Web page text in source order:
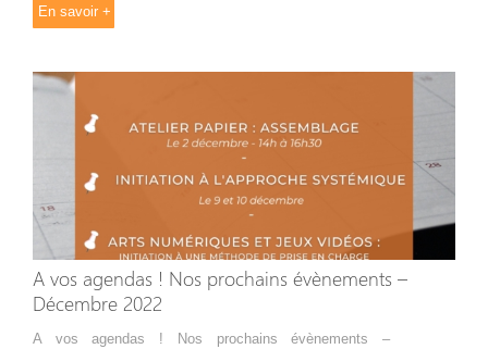
En savoir +
A vos agendas ! Nos prochains évènements –
Décembre 2022
A vos agendas ! Nos prochains évènements –